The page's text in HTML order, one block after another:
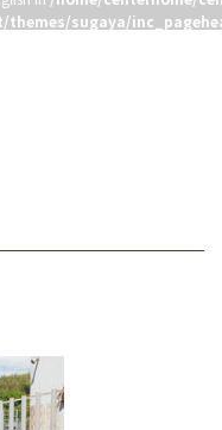
sugaya/